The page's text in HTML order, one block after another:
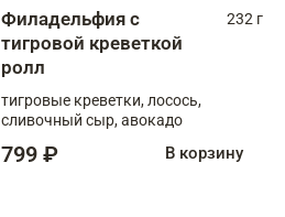
Филадельфия с
тигровой креветкой
ролл
232 г
тигровые креветки, лосось,
сливочный сыр, авокадо
799 ₽ В корзину